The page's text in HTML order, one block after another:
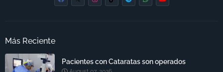
Más Reciente
Pacientes con Cataratas son operados